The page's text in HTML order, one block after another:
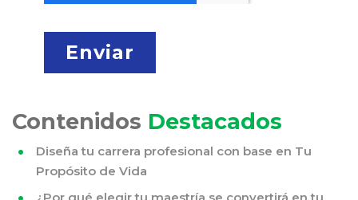
Contenidos Destacados
Diseña tu carrera profesional con base en Tu
Propósito de Vida